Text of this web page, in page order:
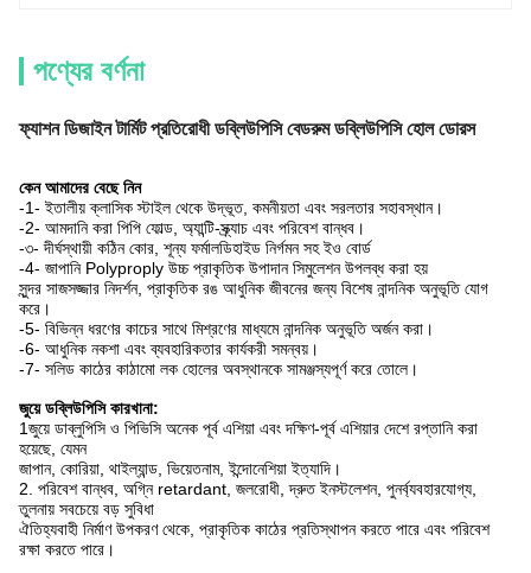
পণ্যের বর্ণনা
ফ্যাশন ডিজাইন টার্মিট প্রতিরোধী ডব্লিউপিসি বেডরুম ডব্লিউপিসি হোল ডোরস
কেন আমাদের বেছে নিন
-1- ইতালীয় ক্লাসিক স্টাইল থেকে উদ্ভূত, কমনীয়তা এবং সরলতার সহাবস্থান।
-2- আমদানি করা পিপি ফোল্ড, অ্যান্টি-স্ক্র্যাচ এবং পরিবেশ বান্ধব।
-৩- দীর্ঘস্থায়ী কঠিন কোর, শূন্য ফর্মালডিহাইড নির্গমন সহ ইও বোর্ড
-4- জাপানি Polyproply উচ্চ প্রাকৃতিক উপাদান সিমুলেশন উপলব্ধ করা হয়
সুন্দর সাজসজ্জার নিদর্শন, প্রাকৃতিক রঙ আধুনিক জীবনের জন্য বিশেষ নান্দনিক অনুভূতি যোগ
করে।
-5- বিভিন্ন ধরণের কাচের সাথে মিশ্রণের মাধ্যমে নান্দনিক অনুভূতি অর্জন করা।
-6- আধুনিক নকশা এবং ব্যবহারিকতার কার্যকরী সমন্বয়।
-7- সলিড কাঠের কাঠামো লক হোলের অবস্থানকে সামঞ্জস্যপূর্ণ করে তোলে।
জুয়ে ডব্লিউপিসি কারখানা:
1জুয়ে ডাব্লুপিসি ও পিভিসি অনেক পূর্ব এশিয়া এবং দক্ষিণ-পূর্ব এশিয়ার দেশে রপ্তানি করা
হয়েছে, যেমন
জাপান, কোরিয়া, থাইল্যান্ড, ভিয়েতনাম, ইন্দোনেশিয়া ইত্যাদি।
2. পরিবেশ বান্ধব, অগ্নি retardant, জলরোধী, দ্রুত ইনস্টলেশন, পুনর্ব্যবহারযোগ্য,
তুলনায় সবচেয়ে বড় সুবিধা
ঐতিহ্যবাহী নির্মাণ উপকরণ থেকে, প্রাকৃতিক কাঠের প্রতিস্থাপন করতে পারে এবং পরিবেশ
রক্ষা করতে পারে।